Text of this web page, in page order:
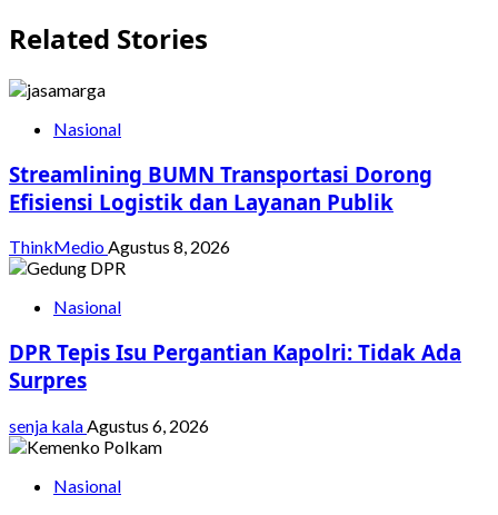
Related Stories
Nasional
Streamlining BUMN Transportasi Dorong
Efisiensi Logistik dan Layanan Publik
ThinkMedioAgustus 8, 2026
Nasional
DPR Tepis Isu Pergantian Kapolri: Tidak Ada
Surpres
senja kala Agustus 6, 2026
Nasional